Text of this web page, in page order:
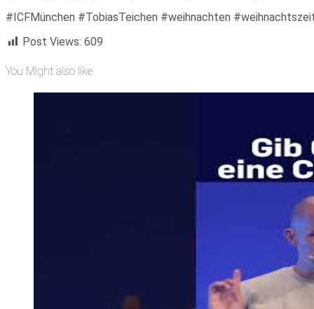
#ICFMünchen #TobiasTeichen #weihnachten
Post Views: 609
You Might also like